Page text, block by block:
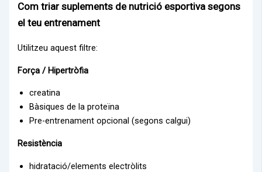
Com triar suplements de nutrició esportiva segons
el teu entrenament
Utilitzeu aquest filtre:
Força / Hipertròfia
creatina
Bàsiques de la proteïna
Pre-entrenament opcional (segons calgui)
Resistència
hidratació/elements electròlits